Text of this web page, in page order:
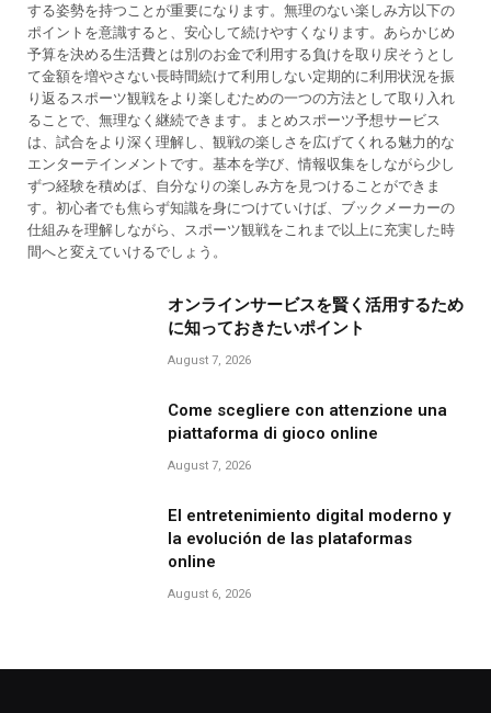
する姿勢を持つことが重要になります。無理のない楽しみ方以下の
ポイントを意識すると、安心して続けやすくなります。あらかじめ
予算を決める生活費とは別のお金で利用する負けを取り戻そうとし
て金額を増やさない長時間続けて利用しない定期的に利用状況を振
り返るスポーツ観戦をより楽しむための一つの方法として取り入れ
ることで、無理なく継続できます。まとめスポーツ予想サービス
は、試合をより深く理解し、観戦の楽しさを広げてくれる魅力的な
エンターテインメントです。基本を学び、情報収集をしながら少し
ずつ経験を積めば、自分なりの楽しみ方を見つけることができま
す。初心者でも焦らず知識を身につけていけば、ブックメーカーの
仕組みを理解しながら、スポーツ観戦をこれまで以上に充実した時
間へと変えていけるでしょう。
オンラインサービスを賢く活用するため
に知っておきたいポイント
August 7, 2026
Come scegliere con attenzione una
piattaforma di gioco online
August 7, 2026
El entretenimiento digital moderno y
la evolución de las plataformas
online
August 6, 2026